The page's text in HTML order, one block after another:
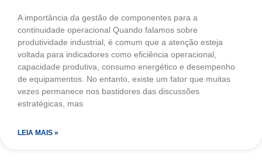
A importância da gestão de componentes para a
continuidade operacional Quando falamos sobre
produtividade industrial, é comum que a atenção esteja
voltada para indicadores como eficiência operacional,
capacidade produtiva, consumo energético e desempenho
de equipamentos. No entanto, existe um fator que muitas
vezes permanece nos bastidores das discussões
estratégicas, mas
LEIA MAIS »